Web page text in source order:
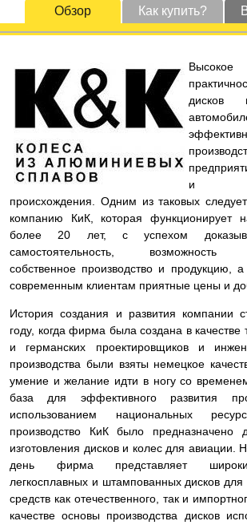
Обзор Как купить?
и
происхождения. Одним из таковых
компанию КиК, которая функционирует
более 20 лет, с успехом
самостоятельность, возможность
собственное производство и продукцию, а
современным клиентам приятные цены и
История создания и развития компании
году, когда фирма была создана в качестве
и германских проектировщиков и
производства были взяты немецкое
умение и желание идти в ногу со
база для эффективного развития
использованием национальных
производство КиК было предназначено
изготовления дисков и колес для авиации.
день фирма представляет
легкосплавных и штампованных дисков для
средств как отечественного, так и
качестве основы производства дисков